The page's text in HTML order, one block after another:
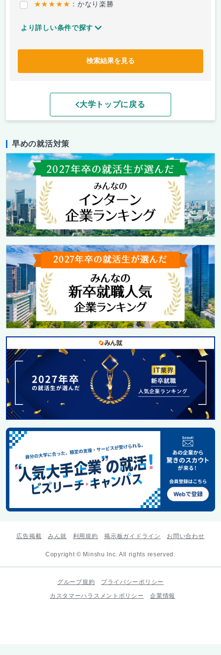
★★★★★ ：かなり楽勝
より詳しい条件で探す
検索結果を見る
大学トップに戻る
早めの就活対策
広告掲載 みん就 利用規約 掲示板ガイドライン お問い合わせ
Copyright © Minshu Inc. All rights reserved.
グループ規約
プライバシーポリシー
カスタマーハラスメントポリシー
企業情報